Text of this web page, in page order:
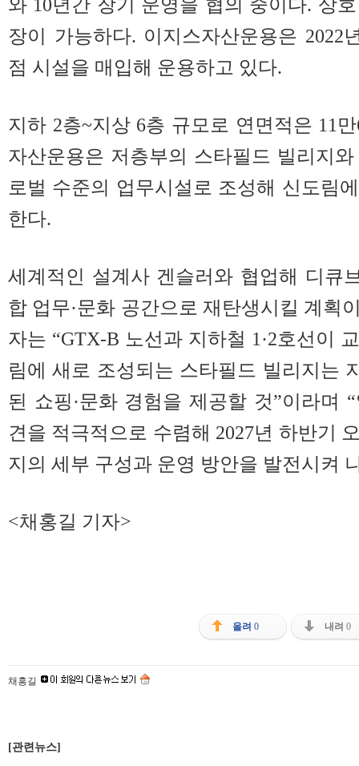
와 10년간 장기 운영을 협의 중이다. 상
장이 가능하다. 이지스자산운용은 2022
점 시설을 매입해 운용하고 있다.
지하 2층~지상 6층 규모로 연면적은 11
자산운용은 저층부의 스타필드 빌리지
로벌 수준의 업무시설로 조성해 신도림
한다.
세계적인 설계사 겐슬러와 협업해 디큐
합 업무·문화 공간으로 재탄생시킬 계획
자는 “GTX-B 노선과 지하철 1·2호선이
림에 새로 조성되는 스타필드 빌리지는
된 쇼핑·문화 경험을 제공할 것”이라며
견을 적극적으로 수렴해 2027년 하반기
지의 세부 구성과 운영 방안을 발전시켜
<채홍길 기자>
올려 0 내려 0
채홍길
[관련뉴스]